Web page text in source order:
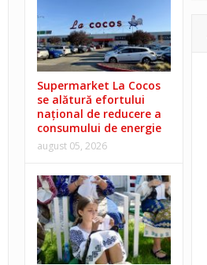
Supermarket La Cocos
se alătură efortului
național de reducere a
consumului de energie
august 05, 2026